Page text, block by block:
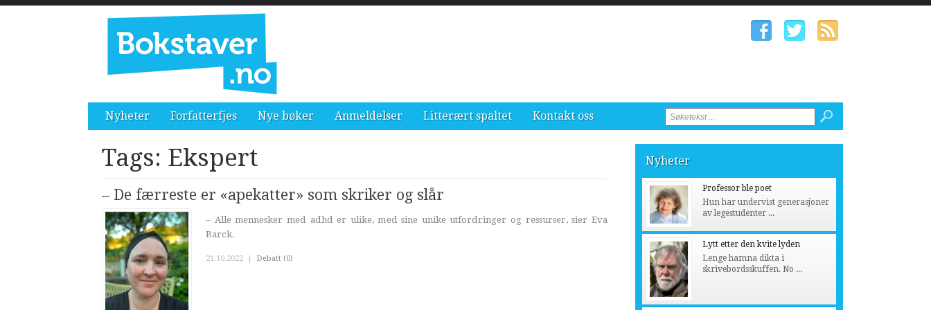
Nyheter Forfatterfjes Nye bøker Anmeldelser Litterært spaltet Kontakt oss
Tags: Ekspert
– De færreste er «apekatter» som skriker og slår
– Alle mennesker med adhd er ulike, med sine unike utfordringer og ressurser, sier Eva
Barck.
21.10.2022 | Debatt (0)
Nyheter
Professor ble poet
Hun har undervist generasjoner
av legestudenter ...
Lytt etter den kvite lyden
Lenge hamna dikta i
skrivebordsskuffen. No ...